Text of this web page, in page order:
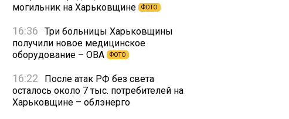
могильник на Харьковщине
ФОТО
16:36
Три больницы Харьковщины
получили новое медицинское
оборудование – ОВА
ФОТО
16:22
После атак РФ без света
осталось около 7 тыс. потребителей на
Харьковщине – облэнерго